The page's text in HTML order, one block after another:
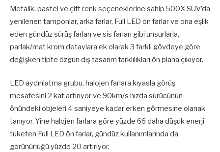
Metalik, pastel ve çift renk seçeneklerine sahip 500X SUV’da
yenilenen tamponlar, arka farlar, Full LED ön farlar ve ona eşlik
eden gündüz sürüş farları ve sis farları gibi unsurlarla,
parlak/mat krom detaylara ek olarak 3 farklı gövdeye göre
değişken tipte özgün dış tasarım farklılıkları ön plana çıkıyor.
LED aydınlatma grubu, halojen farlara kıyasla görüş
mesafesini 2 kat artırıyor ve 90km/s hızda sürücünün
önündeki objeleri 4 saniyeye kadar erken görmesine olanak
tanıyor. Yine halojen farlara göre yüzde 66 daha düşük enerji
tüketen Full LED ön farlar, gündüz kullanımlarında da
görünürlüğü yüzde 20 artırıyor.